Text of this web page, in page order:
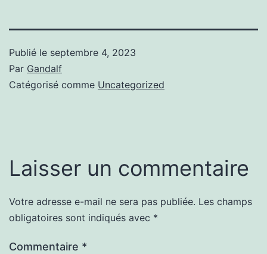
Publié le septembre 4, 2023
Par Gandalf
Catégorisé comme Uncategorized
Laisser un commentaire
Votre adresse e-mail ne sera pas publiée. Les champs
obligatoires sont indiqués avec *
Commentaire *